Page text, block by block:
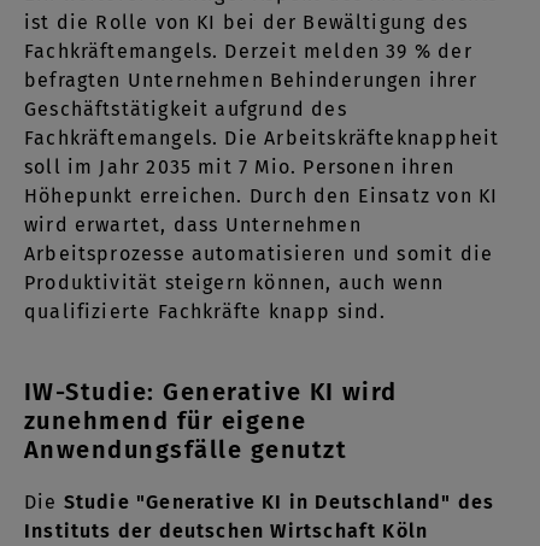
ist die Rolle von KI bei der Bewältigung des
Fachkräftemangels. Derzeit melden 39 % der
befragten Unternehmen Behinderungen ihrer
Geschäftstätigkeit aufgrund des
Fachkräftemangels. Die Arbeitskräfteknappheit
soll im Jahr 2035 mit 7 Mio. Personen ihren
Höhepunkt erreichen. Durch den Einsatz von KI
wird erwartet, dass Unternehmen
Arbeitsprozesse automatisieren und somit die
Produktivität steigern können, auch wenn
qualifizierte Fachkräfte knapp sind.
IW-Studie: Generative KI wird
zunehmend für eigene
Anwendungsfälle genutzt
Die Studie "Generative KI in Deutschland" des
Instituts der deutschen Wirtschaft Köln